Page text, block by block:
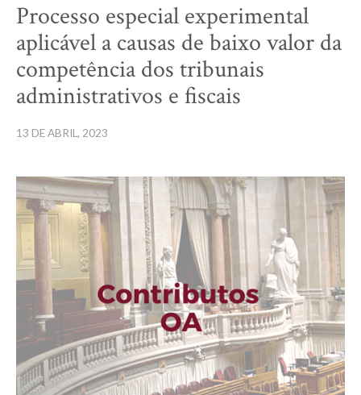
Processo especial experimental
aplicável a causas de baixo valor da
competência dos tribunais
administrativos e fiscais
13 DE ABRIL, 2023